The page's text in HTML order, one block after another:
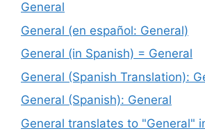
General
General (en español: General)
General (in Spanish) = General
General (Spanish Translation):
General (Spanish): General
General translates to "General"